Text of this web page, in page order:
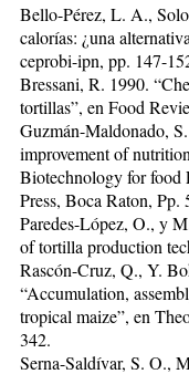
Bello-Pérez, L. A.,
calorías: ¿una
ceprobi-ipn, pp. 147-
Bressani, R. 1990.
tortillas”, en Food
Guzmán-Maldonado,
improvement of
Biotechnology for food
Press, Boca Raton, Pp.
Paredes-López, O., y
of tortilla production
Rascón-Cruz, Q., Y.
“Accumulation,
tropi­cal maize”, en
342.
Serna-Saldívar, S. O.,